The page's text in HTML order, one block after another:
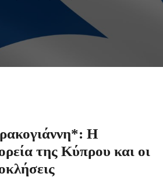
Η
της Κύπρου και οι